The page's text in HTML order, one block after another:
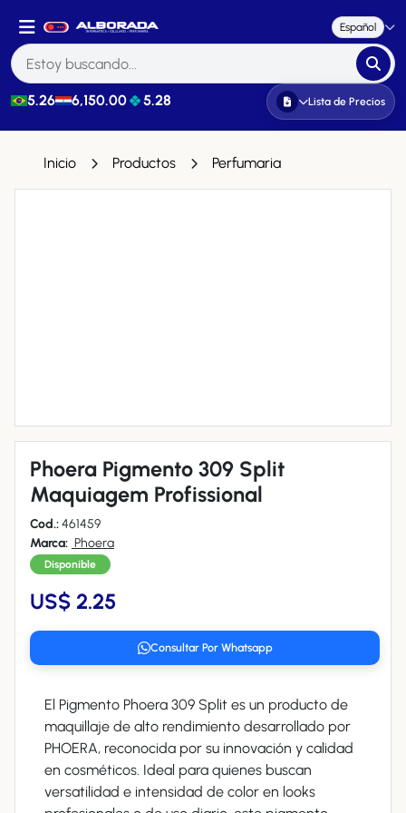
Español
5.26 6,150.00 5.28 Lista de Precios
Inicio Productos Perfumaria
Phoera Pigmento 309 Split
Maquiagem Profissional
Cod.:461459
Marca: Phoera
Disponible
US$ 2.25
Consultar Por Whatsapp
El Pigmento Phoera 309 Split es un producto de
maquillaje de alto rendimiento desarrollado por
PHOERA, reconocida por su innovación y calidad
en cosméticos. Ideal para quienes buscan
versatilidad e intensidad de color en looks